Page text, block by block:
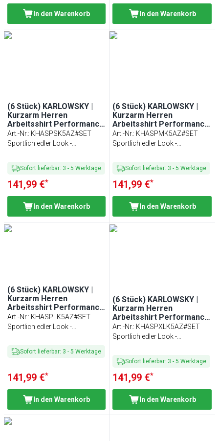
In den Warenkorb In den Warenkorb
(6 Stück) KARLOWSKY |
Kurzarm Herren
Arbeitsshirt Performance
- Anthrazit - Größe: S
Art.-Nr.: KHASPSK5AZ#SET
Sportlich edler Look -
Sofort lieferbar: 3 - 5 Werktage
141,99 €*
In den Warenkorb
(6 Stück) KARLOWSKY |
Kurzarm Herren
Arbeitsshirt Performance
- Anthrazit - Größe: M
Art.-Nr.: KHASPMK5AZ#SET
Sportlich edler Look -
Sofort lieferbar: 3 -5 Werktage
141,99 €*
In den Warenkorb
(6 Stück) KARLOWSKY |
Kurzarm Herren
Arbeitsshirt Performance
- Anthrazit - Größe: L
Art.-Nr.: KHASPLK5AZ#SET
Sportlich edler Look -
Sofort lieferbar: 3 - 5 Werktage
141,99 €*
In den Warenkorb
(6 Stück) KARLOWSKY |
Kurzarm Herren
Arbeitsshirt Performance
- Anthrazit - Größe: XL
Art.-Nr.: KHASPXLK5AZ#SET
Sportlich edler Look -
Sofort lieferbar: 3 -5 Werktage
141,99 €*
In den Warenkorb